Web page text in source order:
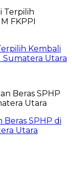
Kembali
Sumatera Utara
SPHP di
Utara